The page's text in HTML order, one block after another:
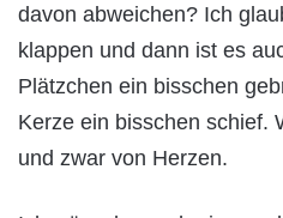
davon abweichen? Ich
klappen und dann ist es
Plätzchen ein bisschen
Kerze ein bisschen schief.
und zwar von Herzen.